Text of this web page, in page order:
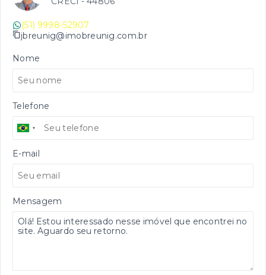
(51) 9998-52907
jbreunig@imobreunig.com.br
Nome
Telefone
E-mail
Mensagem